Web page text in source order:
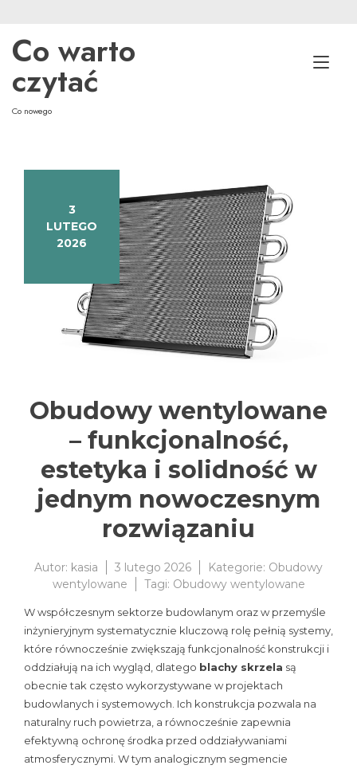
content
Co warto
czytać
Co nowego
3
LUTEGO
2026
Obudowy wentylowane
– funkcjonalność,
estetyka i solidność w
jednym nowoczesnym
rozwiązaniu
Autor: kasia 3 lutego 2026 Kategorie: Obudowy
wentylowane
Tagi: Obudowy wentylowane
W współczesnym sektorze budowlanym oraz w przemyśle
inżynieryjnym systematycznie kluczową rolę pełnią systemy,
które równocześnie zwiększają funkcjonalność konstrukcji i
oddziałują na ich wygląd, dlatego blachy skrzela są
obecnie tak często wykorzystywane w projektach
budowlanych i systemowych. Ich konstrukcja pozwala na
naturalny ruch powietrza, a równocześnie zapewnia
efektywną ochronę środka przed oddziaływaniami
atmosferycznymi. W tym analogicznym segmencie